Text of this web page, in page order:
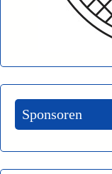
Sponsoren